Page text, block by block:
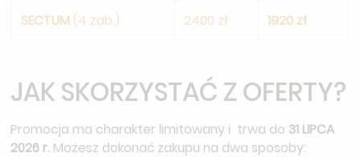
SECTUM (4 zab.) 2400 zł 1920 zł
JAK SKORZYSTAĆ Z OFERTY?
Promocja ma charakter limitowany i trwa do 31 LIPCA
2026 r. Możesz dokonać zakupu na dwa sposoby: